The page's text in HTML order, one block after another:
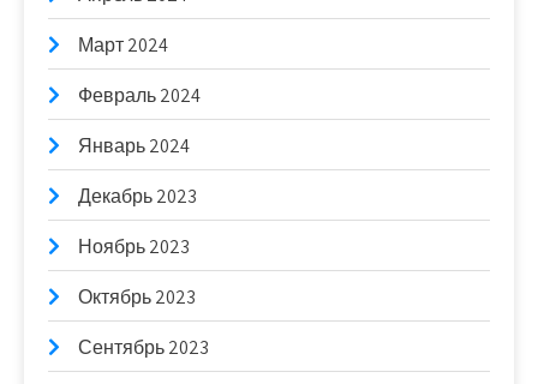
Март 2024
Февраль 2024
Январь 2024
Декабрь 2023
Ноябрь 2023
Октябрь 2023
Сентябрь 2023